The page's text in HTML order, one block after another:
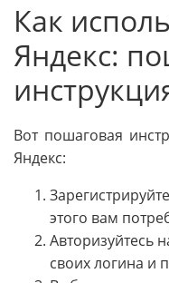
Как
Яндекс:
Вот пошаговая
Яндекс:
этого вам
Авторизуйтесь
своих логина и